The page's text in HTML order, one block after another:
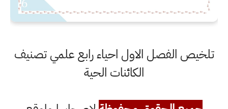
تلخيص الفصل الاول احياء رابع علمي تصنيف
الكائنات الحية